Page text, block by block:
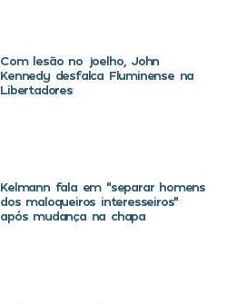
Com lesão no joelho, John
Kennedy desfalca Fluminense na
Libertadores
Kelmann fala em “separar homens
dos maloqueiros interesseiros”
após mudança na chapa